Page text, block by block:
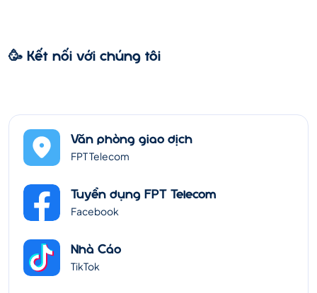
FPT
POLYTECHNIC
🥳 Kết nối với chúng tôi
Văn phòng giao dịch
FPT Telecom
Tuyển dụng FPT Telecom
Facebook
Nhà Cáo
TikTok